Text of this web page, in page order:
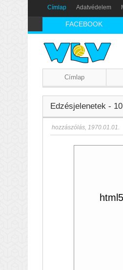
Címlap Adatvédelem
FACEBOOK
Címlap
Edzésjelenetek -
hozzászólás, 1970.01.01.